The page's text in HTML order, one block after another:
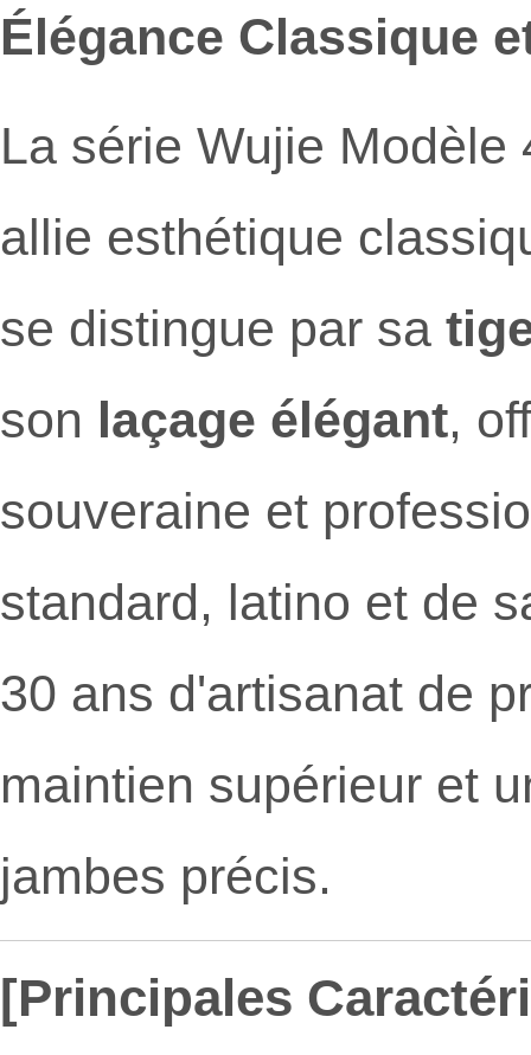
Élégance Classique
La série Wujie
allie esthétique
se distingue par sa
son laçage élégant,
souveraine et
standard, latino et de
30 ans d'artisanat de
maintien supérieur et
jambes précis.
[Principales